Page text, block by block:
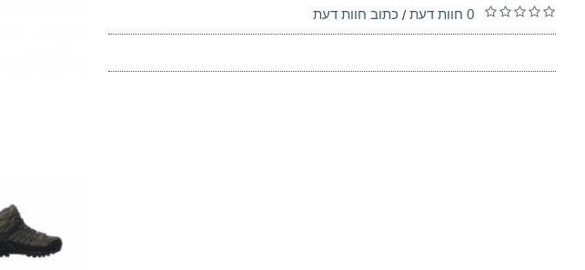
0 חוות דעת / כתוב חוות דעת